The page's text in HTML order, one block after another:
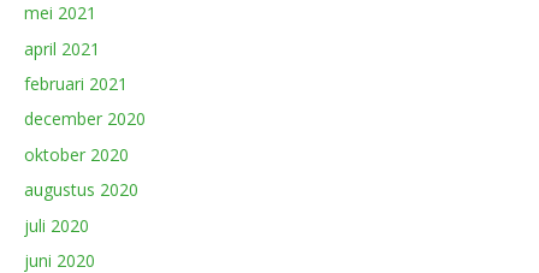
mei 2021
april 2021
februari 2021
december 2020
oktober 2020
augustus 2020
juli 2020
juni 2020